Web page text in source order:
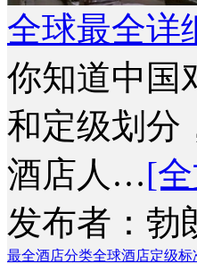
全球最全详
你知道中国
和定级划分
酒店人…[
发布者：勃
最全酒店分类全球酒店定级标